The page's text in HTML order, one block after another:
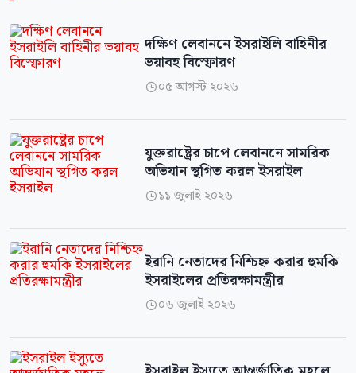
দক্ষিণ লেবাননে ইসরাইলি বাহিনীর
ভয়াবহ বিস্ফোরণ
০৫ আগস্ট ২০২৬
যুক্তরাষ্ট্রের চাপে লেবাননে সামরিক
অভিযান স্থগিত করল ইসরাইল
১১ জুলাই ২০২৬
ইরানি নেতাদের নিশ্চিহ্ন করার হুমকি
ইসরাইলের প্রতিরক্ষামন্ত্রীর
০৬ জুলাই ২০২৬